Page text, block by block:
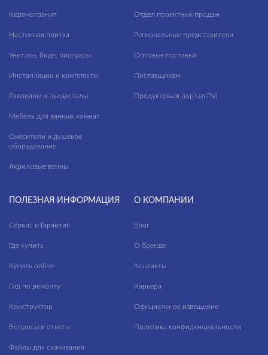
Керамогранит
Настенная плитка
Унитазы, биде, писсуары
Инсталляции и комплекты
Раковины и пьедесталы
Мебель для ванных комнат
Смесители и душевое
оборудование
Акриловые ванны
Отдел проектных продаж
Региональные представители
Оптовые поставки
Поставщикам
Продуктовый портал PVI
ПОЛЕЗНАЯ ИНФОРМАЦИЯ
Сервис и Гарантия
Где купить
Купить online
Гид по ремонту
Конструктор
Вопросы и ответы
Файлы для скачивания
О КОМПАНИИ
Блог
О бренде
Контакты
Карьера
Официальное извещение
Политика конфиденциальности